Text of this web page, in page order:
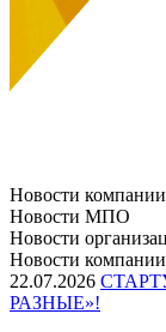
Новости компании
Новости МПО
Новости
Новости компании
22.07.2026
РАЗНЫЕ»!